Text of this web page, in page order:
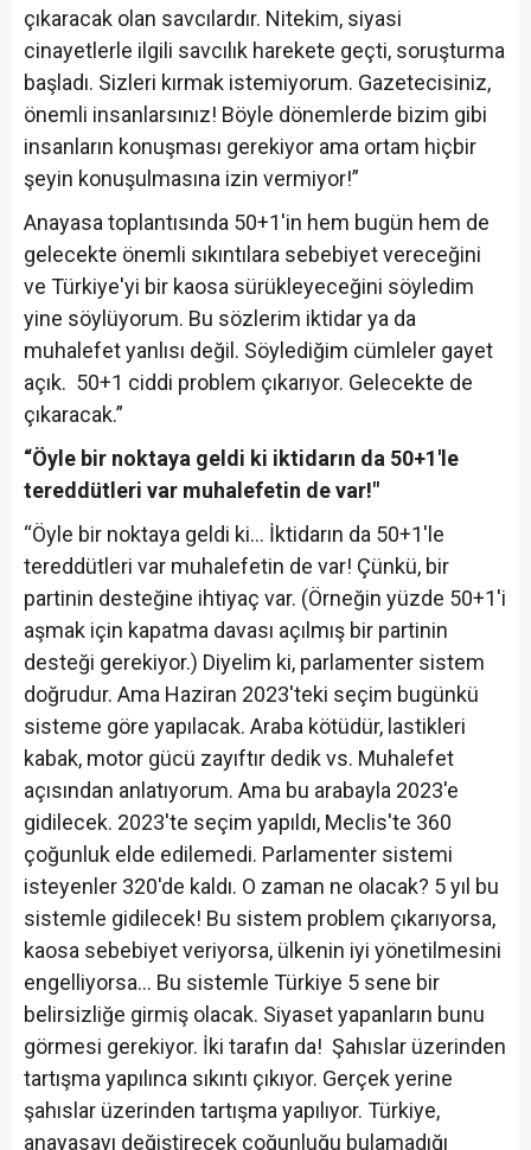
çıkaracak olan savcılardır. Nitekim, siyasi
cinayetlerle ilgili savcılık harekete geçti, soruşturma
başladı. Sizleri kırmak istemiyorum. Gazetecisiniz,
önemli insanlarsınız! Böyle dönemlerde bizim gibi
insanların konuşması gerekiyor ama ortam hiçbir
şeyin konuşulmasına izin vermiyor!”
Anayasa toplantısında 50+1'in hem bugün hem de
gelecekte önemli sıkıntılara sebebiyet vereceğini
ve Türkiye'yi bir kaosa sürükleyeceğini söyledim
yine söylüyorum. Bu sözlerim iktidar ya da
muhalefet yanlısı değil. Söylediğim cümleler gayet
açık. 50+1 ciddi problem çıkarıyor. Gelecekte de
çıkaracak.”
“Öyle bir noktaya geldi ki iktidarın da 50+1'le
tereddütleri var muhalefetin de var!"
“Öyle bir noktaya geldi ki… İktidarın da 50+1'le
tereddütleri var muhalefetin de var! Çünkü, bir
partinin desteğine ihtiyaç var. (Örneğin yüzde 50+1'i
aşmak için kapatma davası açılmış bir partinin
desteği gerekiyor.) Diyelim ki, parlamenter sistem
doğrudur. Ama Haziran 2023'teki seçim bugünkü
sisteme göre yapılacak. Araba kötüdür, lastikleri
kabak, motor gücü zayıftır dedik vs. Muhalefet
açısından anlatıyorum. Ama bu arabayla 2023'e
gidilecek. 2023'te seçim yapıldı, Meclis'te 360
çoğunluk elde edilemedi. Parlamenter sistemi
isteyenler 320'de kaldı. O zaman ne olacak? 5 yıl bu
sistemle gidilecek! Bu sistem problem çıkarıyorsa,
kaosa sebebiyet veriyorsa, ülkenin iyi yönetilmesini
engelliyorsa… Bu sistemle Türkiye 5 sene bir
belirsizliğe girmiş olacak. Siyaset yapanların bunu
görmesi gerekiyor. İki tarafın da! Şahıslar üzerinden
tartışma yapılınca sıkıntı çıkıyor. Gerçek yerine
şahıslar üzerinden tartışma yapılıyor. Türkiye,
anayasayı değiştirecek çoğunluğu bulamadığı